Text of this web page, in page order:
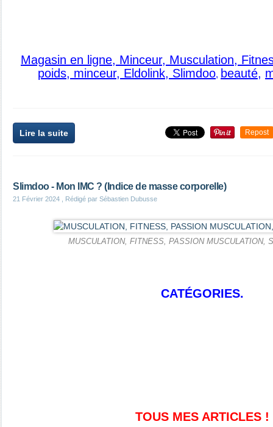
Magasin en ligne, Minceur, Musculation,
poids, minceur, Eldolink, Slimdoo, beauté,
Lire la suite Repost
Slimdoo - Mon IMC ? (Indice de masse corporelle)
21 Février 2024 , Rédigé par Sébastien Dubusse
MUSCULATION, FITNESS, PASSION MUSCULATION,
CATÉGORIES.
TOUS MES ARTICLES !